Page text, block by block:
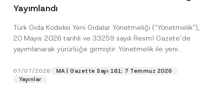
Yayımlandı
Türk Gıda Kodeksi Yeni Gıdalar Yönetmeliği (“Yönetmelik“),
20 Mayıs 2026 tarihli ve 33259 sayılı Resmî Gazete’de
yayımlanarak yürürlüğe girmiştir. Yönetmelik ile yeni
07/07/2026
MA | Gazette Sayı 161: 7 Temmuz 2026
Yayınlar
P
i
v
a
c
o
t
Bu iletişim formu aracılığıyla sağlanan kişisel
anladım.
*
-
o
s
t
A
p
o
v
Bu iletişim formunu göndererek,aydınlatma
metninde açıklanan şekilde kişisel verilerimin